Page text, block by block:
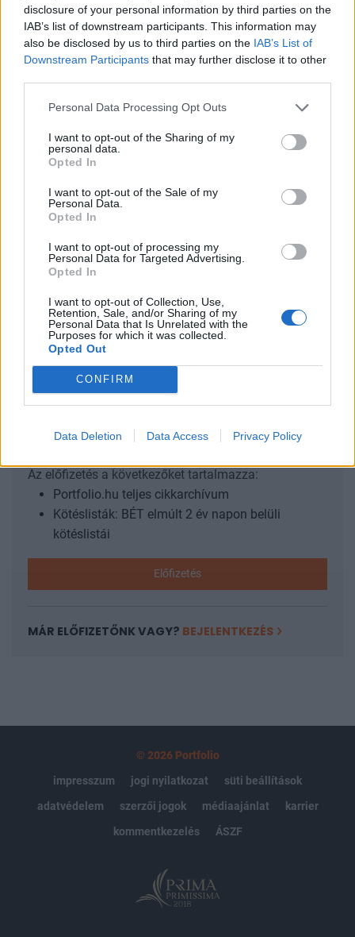
disclosure of your personal information by third parties on the
IAB’s list of downstream participants. This information may
also be disclosed by us to third parties on the IAB’s List of
Downstream Participants that may further disclose it to other
Personal Data Processing Opt Outs
I want to opt-out of the Sharing of my
personal data.
Opted In
I want to opt-out of the Sale of my
Personal Data.
Opted In
I want to opt-out of processing my
Personal Data for Targeted Advertising.
Opted In
I want to opt-out of Collection, Use,
Retention, Sale, and/or Sharing of my
Personal Data that Is Unrelated with the
Purposes for which it was collected.
Opted Out
CONFIRM
Data Deletion Data Access Privacy Policy
lehet számítani a taláros testület napokon belül
meghozandó döntésétől. Elemzők korábban azzal
számoltak, hogy szoros választási eredmény, a
20 éve ért véget a megszakításokkal 27 éven át
tartó polgárháború. Angola sorsa Moszkva
számára is fontos, miután az MPLA-kormányzat a
A másfél hete tartott angolai parlamenti és elnökválasztás
keresetet nyújtott be az alkotmánybíróságához az afrikai
ország fő ellenzéki pártja – a Nemzeti Unió Angola Teljes
hivatalos eredmények alapján győztesnek kihirdetett, az
országot az 1975-ben elnyert függetlenség...
KEDVES OLVASÓNK!
A keresett cikk a portfolio.hu hírarchívumához
regisztrációhoz kötött.
Az előfizetés a következőket tartalmazza:
Portfolio.hu teljes cikkarchívum
Kötéslisták: BÉT elmúlt 2 év napon belüli
kötéslistái
Előfizetés
MÁR ELŐFIZETŐNK VAGY? BEJELENTKEZÉS
© 2026 Portfolio
impresszum
jogi nyilatkozat
süti beállítások
adatvédelem
szerzői jogok médiaajánlat
karrier
kommentkezelés
ÁSZF